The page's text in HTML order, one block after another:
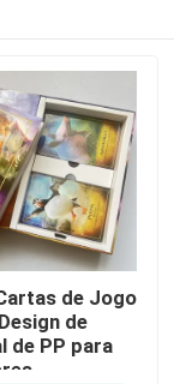
de Jogo
de
de PP para